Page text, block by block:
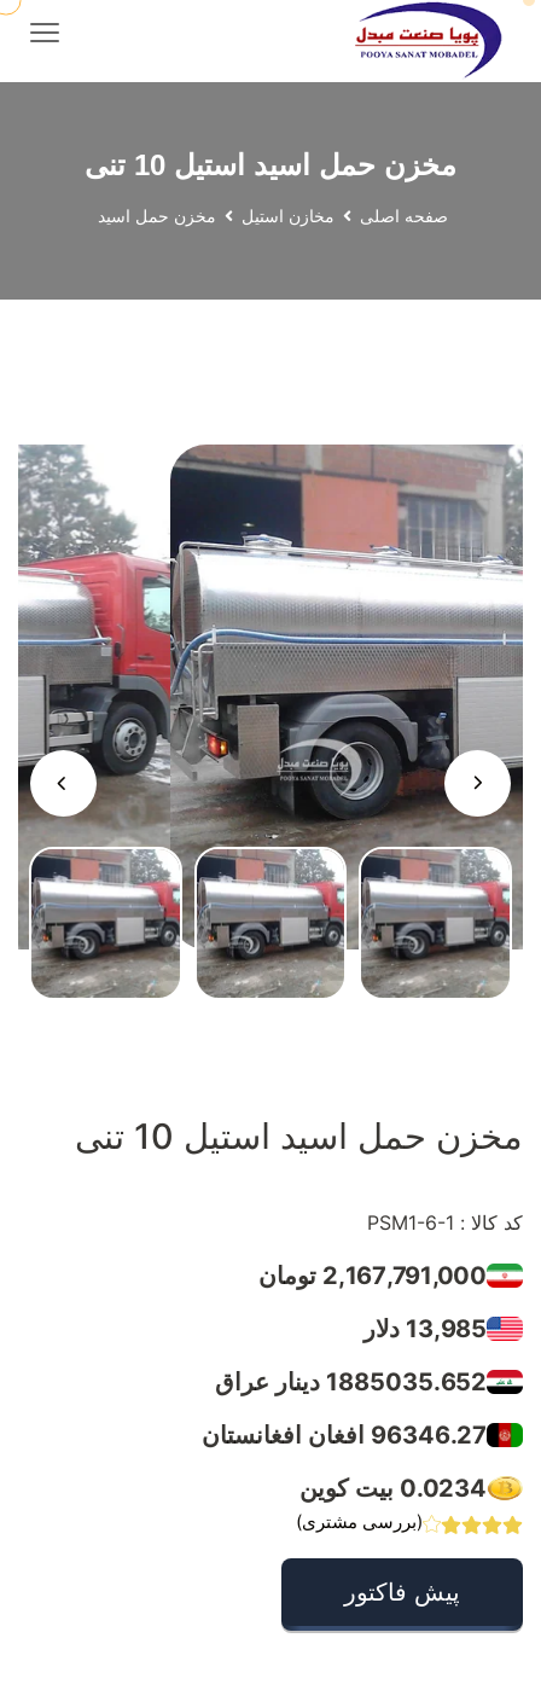
مخزن حمل اسید استیل 10 تنی
صفحه اصلی مخازن استیل مخزن حمل اسید
مخزن حمل اسید استیل 10 تنی
کد کالا : PSM1-6-1
2,167,791,000 تومان
13,985 دلار
1885035.652 دینار عراق
96346.27 افغان افغانستان
0.0234 بیت کوین
(بررسی مشتری)
پیش فاکتور